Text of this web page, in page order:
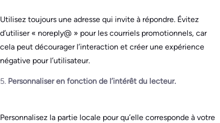
Utilisez toujours une adresse qui invite à répondre. Évitez
d’utiliser « noreply@ » pour les courriels promotionnels, car
cela peut décourager l’interaction et créer une expérience
négative pour l’utilisateur.
5. Personnaliser en fonction de l’intérêt du lecteur.
Personnalisez la partie locale pour qu’elle corresponde à votre